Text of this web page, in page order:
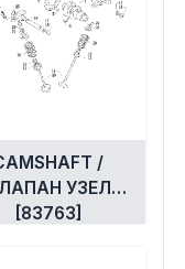
/
УЗЕЛ
[83763]